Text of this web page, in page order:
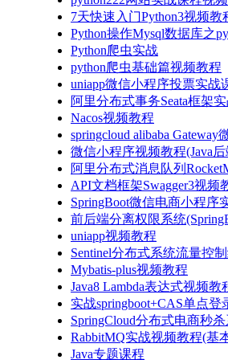
7天快速入门Python3视频教
Python操作Mysql数据库之
Python爬虫实战
python爬虫基础篇视频教程
uniapp微信小程序投票实战
阿里分布式事务Seata框架
Nacos视频教程
springcloud alibaba Gateway
微信小程序视频教程(Java
阿里分布式消息队列
API文档框架Swagger3视频
SpringBoot微信电商小程序
前后端分离权限系统
uniapp视频教程
Sentinel分布式系统流量控
Mybatis-plus视频教程
Java8 Lambda表达式视频教
实战springboot+CAS单点
SpringCloud分布式电商秒
RabbitMQ实战视频教程(基
Java专题课程